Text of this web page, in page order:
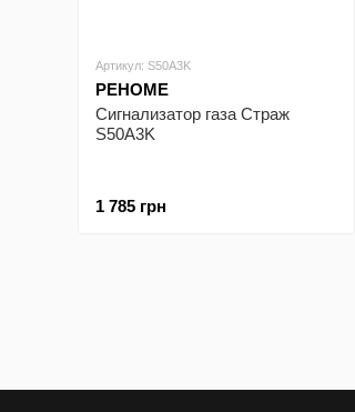
Артикул: S50A3K
РЕНОМЕ
Сигнализатор газа Страж
S50A3K
1 785 грн